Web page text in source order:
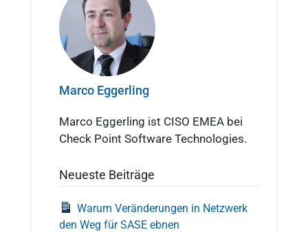
Marco Eggerling
Marco Eggerling ist CISO EMEA bei
Check Point Software Technologies.
Neueste Beiträge
Warum Veränderungen in Netzwerk
den Weg für SASE ebnen